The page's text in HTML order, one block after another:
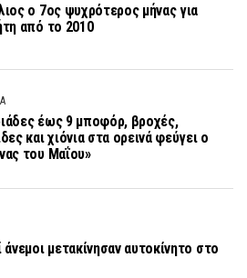
ο 7ος ψυχρότερος μήνας για
από το 2010
έως 9 μποφόρ, βροχές,
και χιόνια στα ορεινά φεύγει ο
του Μαΐου»
άνεμοι μετακίνησαν αυτοκίνητο στο